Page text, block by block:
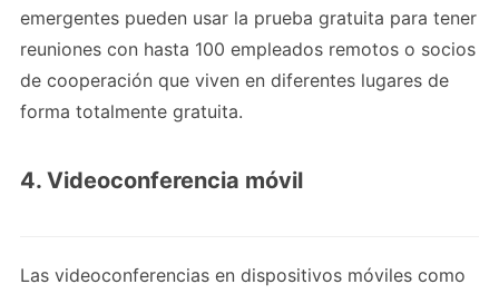
emergentes pueden usar la prueba gratuita para tener
reuniones con hasta 100 empleados remotos o socios
de cooperación que viven en diferentes lugares de
forma totalmente gratuita.
4. Videoconferencia móvil
Las videoconferencias en dispositivos móviles como